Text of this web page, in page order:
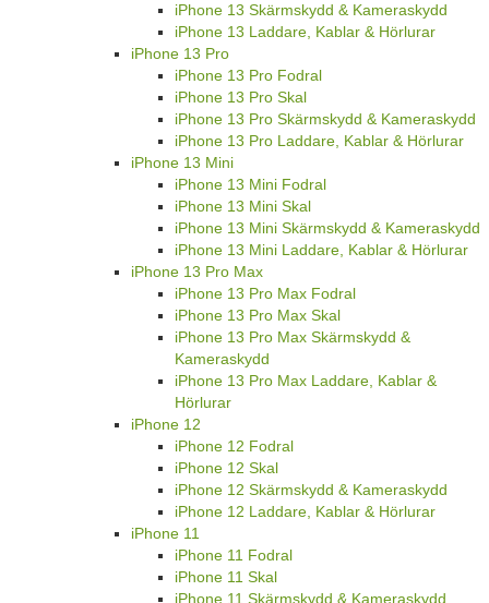
iPhone 13 Skärmskydd & Kameraskydd
iPhone 13 Laddare, Kablar & Hörlurar
iPhone 13 Pro
iPhone 13 Pro Fodral
iPhone 13 Pro Skal
iPhone 13 Pro Skärmskydd & Kameraskydd
iPhone 13 Pro Laddare, Kablar & Hörlurar
iPhone 13 Mini
iPhone 13 Mini Fodral
iPhone 13 Mini Skal
iPhone 13 Mini Skärmskydd & Kameraskydd
iPhone 13 Mini Laddare, Kablar & Hörlurar
iPhone 13 Pro Max
iPhone 13 Pro Max Fodral
iPhone 13 Pro Max Skal
iPhone 13 Pro Max Skärmskydd &
Kameraskydd
iPhone 13 Pro Max Laddare, Kablar &
Hörlurar
iPhone 12
iPhone 12 Fodral
iPhone 12 Skal
iPhone 12 Skärmskydd & Kameraskydd
iPhone 12 Laddare, Kablar & Hörlurar
iPhone 11
iPhone 11 Fodral
iPhone 11 Skal
iPhone 11 Skärmskydd & Kameraskydd